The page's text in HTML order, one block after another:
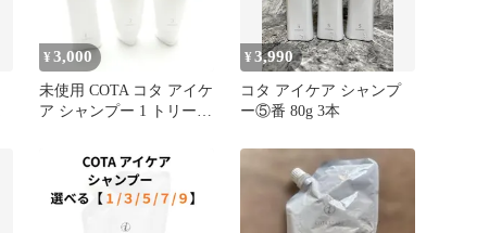
¥ 3,000
未使用 COTA コタ アイケ
ア シャンプー 1 トリート
¥3,990
コタ アイケア シャンプ
ー⑤番 80g 3本